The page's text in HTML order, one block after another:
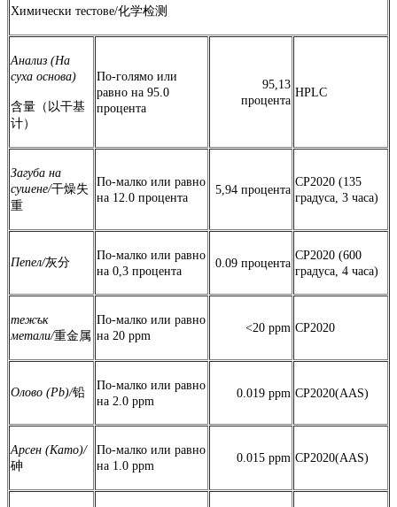
Химически тестове/化学检测
Анализ (На
суха основа)
含量（以干基
计）
По-голямо или
равно на 95.0
процента
95,13
процента
HPLC
Загуба на
сушене/干燥失
重
По-малко или равно
на 12.0 процента
5,94 процента
CP2020 (135
градуса, 3 часа)
Пепел/灰分
По-малко или равно
на 0,3 процента
0.09 процента
CP2020 (600
градуса, 4 часа)
тежък
метали/重金属
По-малко или равно
на 20 ppm
<20 ppm CP2020
Олово (Pb)/铅
По-малко или равно
на 2.0 ppm
0.019 ppm CP2020(AAS)
Арсен (Като)/
砷
По-малко или равно
на 1.0 ppm
0.015 ppm CP2020(AAS)